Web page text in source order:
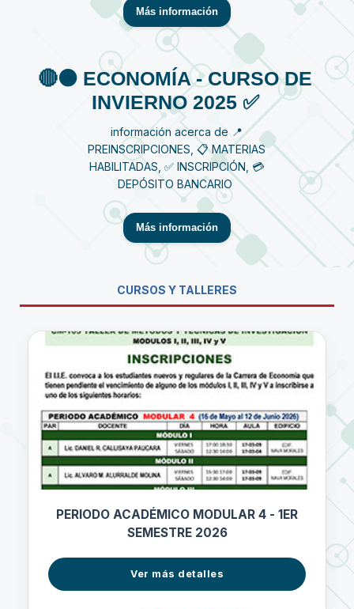
Más información
🔴⚫️ ECONOMÍA - CURSO DE
INVIERNO 2025 ✅
información acerca de 📍
PREINSCRIPCIONES, 📋 MATERIAS
HABILITADAS, ✅ INSCRIPCIÓN, 💳
DEPÓSITO BANCARIO
Más información
CURSOS Y TALLERES
PERIODO ACADÉMICO MODULAR 4 - 1ER
SEMESTRE 2026
Ver más detalles